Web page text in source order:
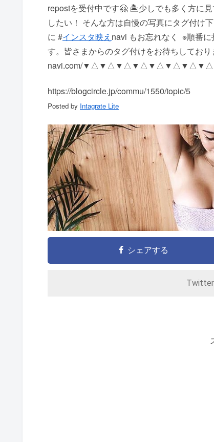
repostを受付中です🤗 🏝少しでも多く方に
したい！ そんな方は自慢の写真にタグ付け
に #インスタ映え navi もお忘れなく ️ ※順番
す。 皆さまからのタグ付けをお待ちしてお
navi.com/
https://blogcircle.jp/commu/1550/topic/5
Posted by Intagrate Lite
シェアする